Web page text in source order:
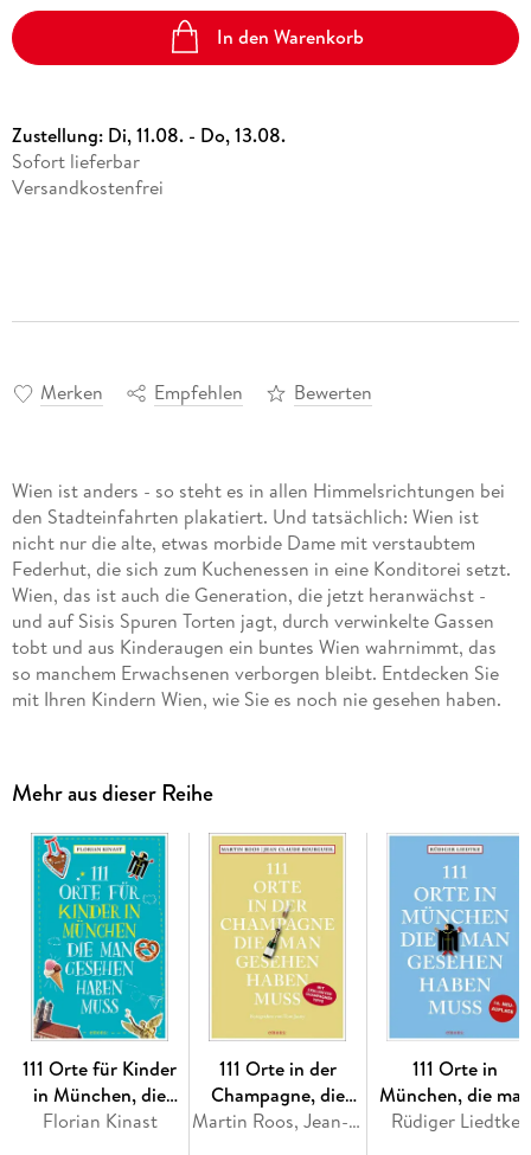
In den Warenkorb
Zustellung: Di, 11.08. - Do, 13.08.
Sofort lieferbar
Versandkostenfrei
Merken Empfehlen Bewerten
Wien ist anders - so steht es in allen Himmelsrichtungen bei
den Stadteinfahrten plakatiert. Und tatsächlich: Wien ist
nicht nur die alte, etwas morbide Dame mit verstaubtem
Federhut, die sich zum Kuchenessen in eine Konditorei setzt.
Wien, das ist auch die Generation, die jetzt heranwächst -
und auf Sisis Spuren Torten jagt, durch verwinkelte Gassen
tobt und aus Kinderaugen ein buntes Wien wahrnimmt, das
so manchem Erwachsenen verborgen bleibt. Entdecken Sie
mit Ihren Kindern Wien, wie Sie es noch nie gesehen haben.
Mehr aus dieser Reihe
111 Orte für Kinder
in München, die
man gesehen haben
Florian Kinast
111 Orte in der
Champagne, die
man gesehen haben
Martin Roos, Jean-Claude Bourgueil
111 Orte in
München, die man
gesehen haben
Rüdiger Liedtke